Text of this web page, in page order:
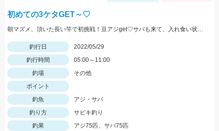
初めての3ケタGET～♡
朝マズメ、頂いた長い竿で初挑戦！豆アジget♡サバも来て、入れ食い状態最高～！(笑) サイズ小さいから調理大変ですｗｗｗ
釣行日
2022/05/29
釣行時間
05:00～11:00
釣場
その他
ポイント
釣魚
アジ・サバ
釣り方
サビキ釣り
釣果
アジ75匹、サバ75匹